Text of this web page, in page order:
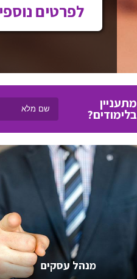
לפרטים
מתעניין
בלימודים?
מנהל עסקים